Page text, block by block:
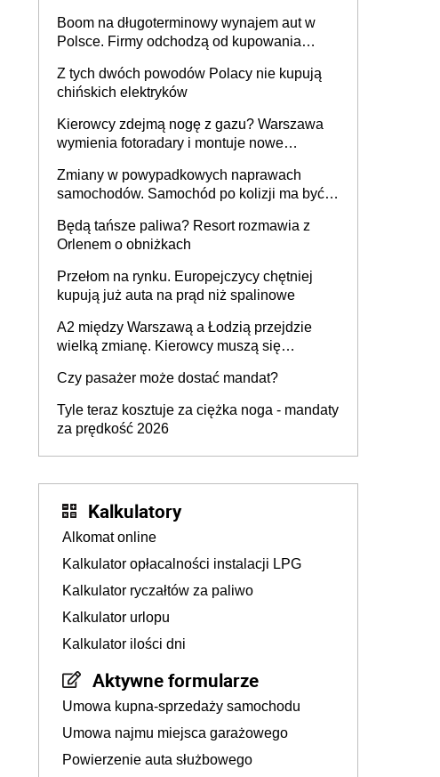
Boom na długoterminowy wynajem aut w
Polsce. Firmy odchodzą od kupowania
Z tych dwóch powodów Polacy nie kupują
chińskich elektryków
Kierowcy zdejmą nogę z gazu? Warszawa
wymienia fotoradary i montuje nowe
Zmiany w powypadkowych naprawach
samochodów. Samochód po kolizji ma być
technologią producenta
Będą tańsze paliwa? Resort rozmawia z
Orlenem o obniżkach
Przełom na rynku. Europejczycy chętniej
kupują już auta na prąd niż spalinowe
A2 między Warszawą a Łodzią przejdzie
wielką zmianę. Kierowcy muszą się
Czy pasażer może dostać mandat?
Tyle teraz kosztuje za ciężka noga - mandaty
za prędkość 2026
Kalkulatory
Alkomat online
Kalkulator opłacalności instalacji LPG
Kalkulator ryczałtów za paliwo
Kalkulator urlopu
Kalkulator ilości dni
Aktywne formularze
Umowa kupna-sprzedaży samochodu
Umowa najmu miejsca garażowego
Powierzenie auta służbowego